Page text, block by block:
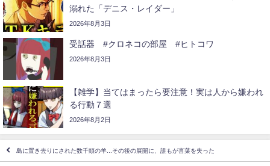
溺れた「デニス・レイダー」
2026年8月3日
受話器 #クロネコの部屋 #ヒトコワ
2026年8月3日
【雑学】当てはまったら要注意！実は人から嫌われ
る行動７選
2026年8月2日
島に置き去りにされた数千頭の羊...その後の展開に、誰もが言葉を失った